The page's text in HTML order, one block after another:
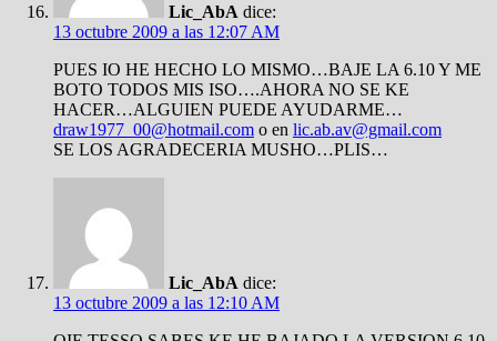
Lic_AbA dice:
13 octubre 2009 a las 12:07 AM
PUES IO HE HECHO LO MISMO…BAJE LA 6.10 Y ME
BOTO TODOS MIS ISO….AHORA NO SE KE
HACER…ALGUIEN PUEDE AYUDARME…
draw1977_00@hotmail.com o en lic.ab.av@gmail.com
SE LOS AGRADECERIA MUSHO…PLIS…
Lic_AbA dice:
13 octubre 2009 a las 12:10 AM